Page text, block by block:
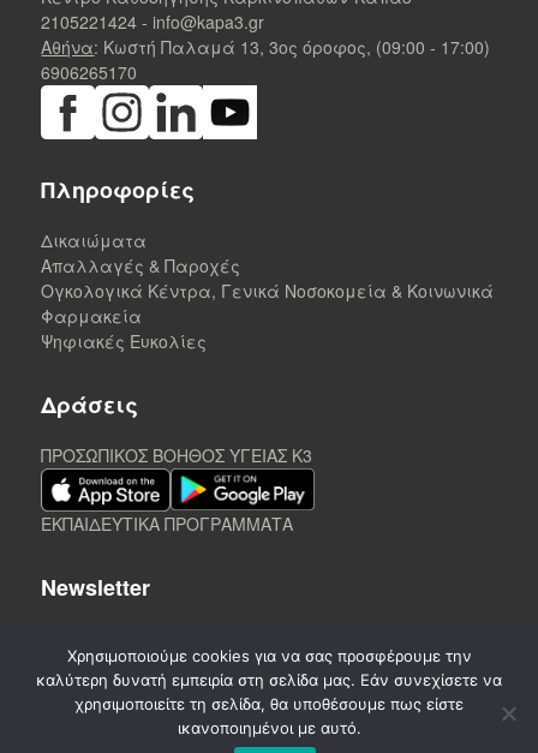
2105221424 - info@kapa3.gr
Αθήνα: Κωστή Παλαμά 13, 3ος όροφος, (09:00 - 17:00)
6906265170
Πληροφορίες
Δικαιώματα
Απαλλαγές & Παροχές
Ογκολογικά Κέντρα, Γενικά Νοσοκομεία & Κοινωνικά
Φαρμακεία
Ψηφιακές Ευκολίες
Δράσεις
ΠΡΟΣΩΠΙΚΟΣ ΒΟΗΘΟΣ ΥΓΕΙΑΣ K3
ΕΚΠΑΙΔΕΥΤΙΚΑ ΠΡΟΓΡΑΜΜΑΤΑ
Newsletter
Χρησιμοποιούμε cookies για να σας προσφέρουμε την
καλύτερη δυνατή εμπειρία στη σελίδα μας. Εάν συνεχίσετε να
χρησιμοποιείτε τη σελίδα, θα υποθέσουμε πως είστε
ικανοποιημένοι με αυτό.